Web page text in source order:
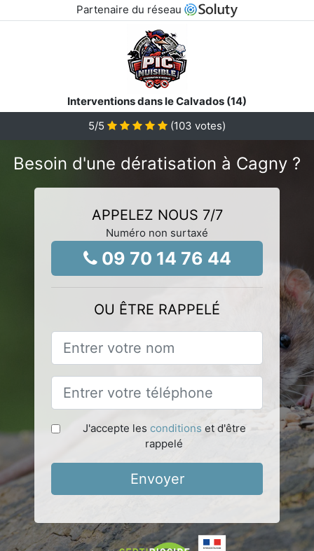
Partenaire du réseau
Interventions dans le Calvados (14)
5/5 (103 votes)
Besoin d'une dératisation à Cagny ?
APPELEZ NOUS 7/7
Numéro non surtaxé
09 70 14 76 44
OU ÊTRE RAPPELÉ
J'accepte les conditions et d'être
rappelé
Envoyer